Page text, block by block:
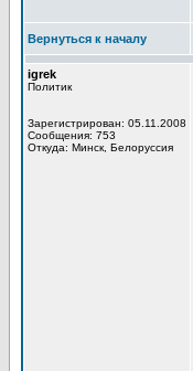
Вернуться к началу
igrek
Политик
Зарегистрирован: 05.11.2008
Сообщения: 753
Откуда: Минск, Белоруссия